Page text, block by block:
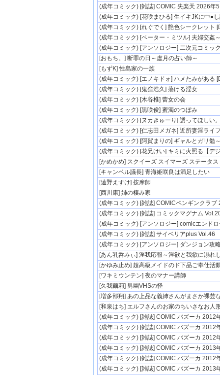
(成年コミック) [雑誌] COMIC 失楽天 2026年
(成年コミック) [花咲まひる] 生イキJKに中●
(成年コミック) [れぐでく] 艶色シークレット
(成年コミック) [ペーター・ミツル] 夫婦交姦
(成年コミック) [アンソロジー] 二次元コミッ
[おもち。] 断罪の日～虚月の占い師～
[もずK] 性島家の一族
(成年コミック) [エノキドォ] ハメたみがある
(成年コミック) [鬼窪浩久] 蕩ける淫女
(成年コミック) [木谷椎] 蕾女の会
(成年コミック) [黒咲俊] 蜜濁のつぼみ
(成年コミック) [ヌカきゅーり] 誘ってほしい
(成年コミック) [仁志田メガネ] 近所妻淫ライ
(成年コミック) [阿賀まりの] ギャルとガリ勉
(成年コミック) [花兄けい] キミに火照る【デ
[かめかめ] スクイーズ スイマーズ ステータス
[キャンベル議長] 青海姫咲良は満足したい
[遠野えすけ] 按摩師
[西川康] 姉の棲み家
(成年コミック) [雑誌] COMICペンギンクラブ
(成年コミック) [雑誌] コミックマグナム
(成年コミック) [アンソロジー] comicエンドロ
(成年コミック) [雑誌] サイベリアplus Vol.46
(成年コミック) [アンソロジー] ダンジョン攻
[あん乳呑みぃ] 淫我応報～淫欲と我欲に溺れ
[かゆみ止め] 超高級メイドのド下品ご奉仕活
[ワキミウンテン] 夜のマナー講師
[久我繭莉] 男幽VHSの怪
[増多部翔] あの上品な義姉さんがまさか裸芸
[和泉はち] エルフさんのお家のちいさなお人
(成年コミック) [雑誌] COMIC バズーカ 2012
(成年コミック) [雑誌] COMIC バズーカ 2012
(成年コミック) [雑誌] COMIC バズーカ 2012
(成年コミック) [雑誌] COMIC バズーカ 2013
(成年コミック) [雑誌] COMIC バズーカ 2012
(成年コミック) [雑誌] COMIC バズーカ 2013